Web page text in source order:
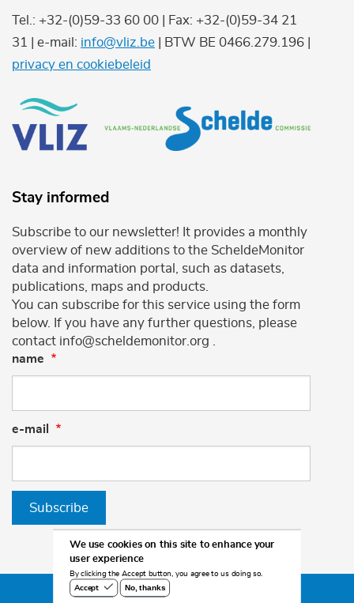
Tel.: +32-(0)59-33 60 00 | Fax: +32-(0)59-34 21
31 | e-mail: info@vliz.be | BTW BE 0466.279.196 |
privacy en cookiebeleid
Stay informed
Subscribe to our newsletter! It provides a monthly
overview of new additions to the ScheldeMonitor
data and information portal, such as datasets,
publications, maps and products.
You can subscribe for this service using the form
below. If you have any further questions, please
contact info@scheldemonitor.org .
name
e-mail
Subscribe
©2026 Scheldemonitor
We use cookies on this site to enhance your
user experience
By clicking the Accept button, you agree to us doing so.
Accept
No, thanks